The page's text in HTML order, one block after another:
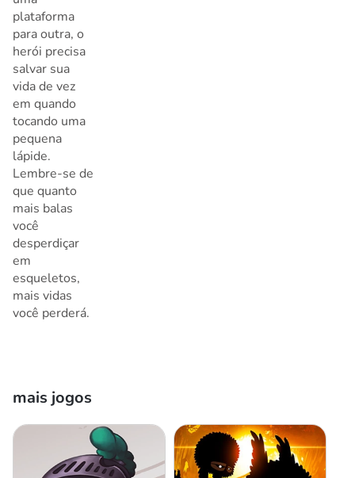
plataforma
para outra, o
herói precisa
salvar sua
vida de vez
em quando
tocando uma
pequena
lápide.
Lembre-se de
que quanto
mais balas
você
desperdiçar
em
esqueletos,
mais vidas
você perderá.
mais jogos